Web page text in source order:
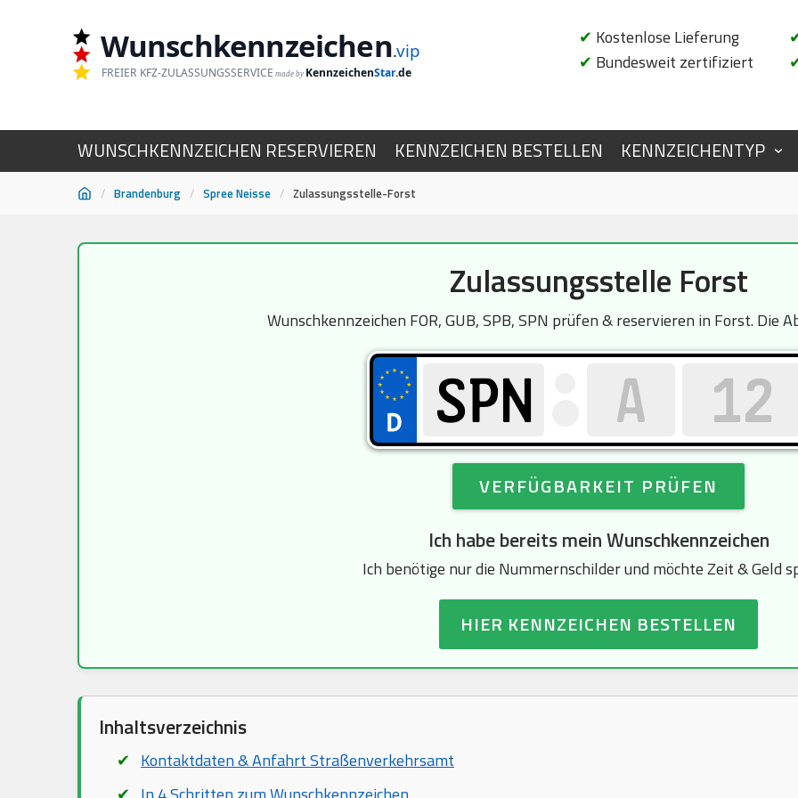
Wunschkennzeichen.vip
FREIER KFZ-ZULASSUNGSSERVICE made by KennzeichenStar.de
✔ Kostenlose Lieferung
✔ Bundesweit zertifiziert
WUNSCHKENNZEICHEN RESERVIEREN KENNZEICHEN BESTELLEN KENNZEICHENTYP
/ Brandenburg / Spree Neisse / Zulassungsstelle-Forst
Zulassungsstelle Forst
Wunschkennzeichen FOR, GUB, SPB, SPN prüfen & reservieren in Forst. Die
VERFÜGBARKEIT PRÜFEN
Ich habe bereits mein Wunschkennzeichen
Ich benötige nur die Nummernschilder und möchte Zeit & Geld
HIER KENNZEICHEN BESTELLEN
Inhaltsverzeichnis
Kontaktdaten & Anfahrt Straßenverkehrsamt